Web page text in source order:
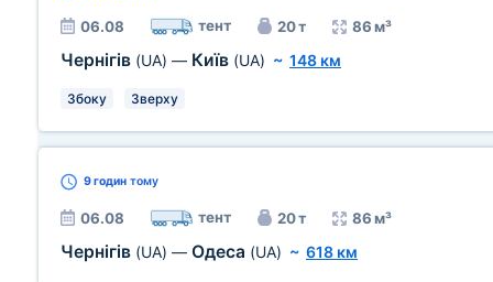
06.08 тент 20 т 86 м³
Чернігів (UA) — Київ (UA) ~ 148 км
Збоку Зверху
9 годин тому
06.08 тент 20 т 86 м³
Чернігів (UA) — Одеса (UA) ~ 618 км